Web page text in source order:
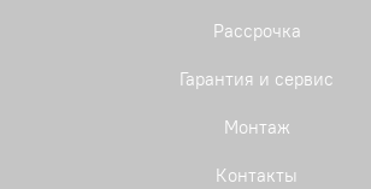
Рассрочка
Гарантия и сервис
Монтаж
Контакты